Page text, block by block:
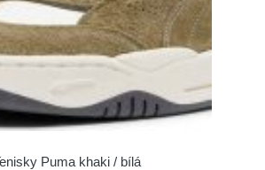
Puma khaki / bílá